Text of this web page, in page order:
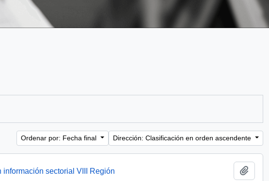
Ordenar por: Fecha final Dirección: Clasificación en orden ascendente
sectorial VIII Región